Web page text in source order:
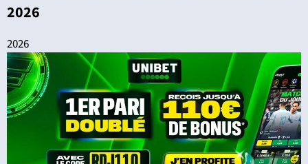
2026
2026